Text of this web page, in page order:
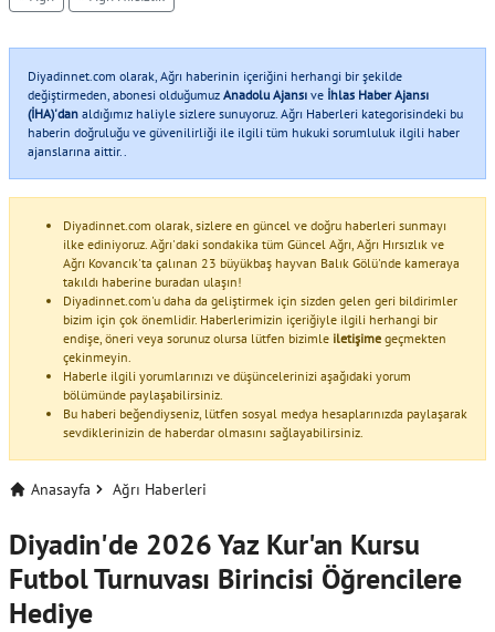
Diyadinnet.com olarak, Ağrı haberinin içeriğini herhangi bir şekilde
değiştirmeden, abonesi olduğumuz Anadolu Ajansı ve İhlas Haber Ajansı
(İHA)'dan aldığımız haliyle sizlere sunuyoruz. Ağrı Haberleri kategorisindeki bu
haberin doğruluğu ve güvenilirliği ile ilgili tüm hukuki sorumluluk ilgili haber
ajanslarına aittir..
Diyadinnet.com olarak, sizlere en güncel ve doğru haberleri sunmayı
ilke ediniyoruz. Ağrı'daki sondakika tüm Güncel Ağrı, Ağrı Hırsızlık ve
Ağrı Kovancık'ta çalınan 23 büyükbaş hayvan Balık Gölü'nde kameraya
takıldı haberine buradan ulaşın!
Diyadinnet.com'u daha da geliştirmek için sizden gelen geri bildirimler
bizim için çok önemlidir. Haberlerimizin içeriğiyle ilgili herhangi bir
endişe, öneri veya sorunuz olursa lütfen bizimle iletişime geçmekten
çekinmeyin.
Haberle ilgili yorumlarınızı ve düşüncelerinizi aşağıdaki yorum
bölümünde paylaşabilirsiniz.
Bu haberi beğendiyseniz, lütfen sosyal medya hesaplarınızda paylaşarak
sevdiklerinizin de haberdar olmasını sağlayabilirsiniz.
Anasayfa Ağrı Haberleri
Diyadin'de 2026 Yaz Kur'an Kursu
Futbol Turnuvası Birincisi Öğrencilere
Hediye